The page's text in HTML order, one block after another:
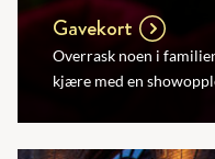
Gavekort
Overrask noen i
kjære med en